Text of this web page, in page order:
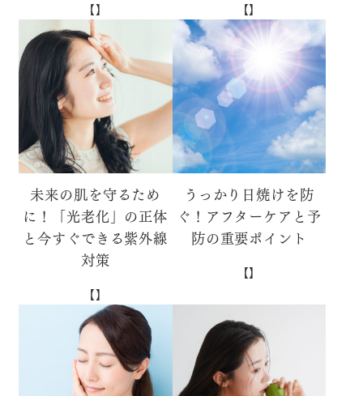
【】 【】
未来の肌を守るため
に！「光老化」の正体
と今すぐできる紫外線
対策
【】
うっかり日焼けを防
ぐ！アフターケアと予
防の重要ポイント
【】